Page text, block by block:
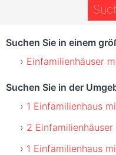
Suchen Sie in einem
Einfamilienhäuser
Suchen Sie in der
1 Einfamilienhaus
2
1 Einfamilienhaus